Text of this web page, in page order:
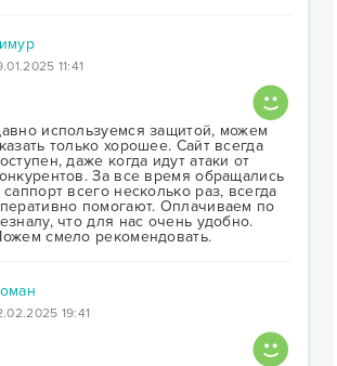
11:41
используемся защитой, можем
только хорошее. Сайт всегда
даже когда идут атаки от
За все время обращались
саппорт всего несколько раз, всегда
помогают. Оплачиваем по
что для нас очень удобно.
смело рекомендовать.
19:41